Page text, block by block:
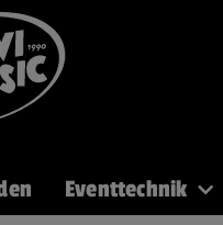
Eventtechnik